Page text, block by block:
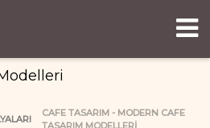
Cafe Tasarım
CAFE TASARIM - MODERN CAFE
TASARIM MODELLERI